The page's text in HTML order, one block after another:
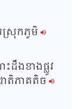
ស្រុកភូមិ
ដឹងខាងផ្លូវ
ាតិភាគតិច